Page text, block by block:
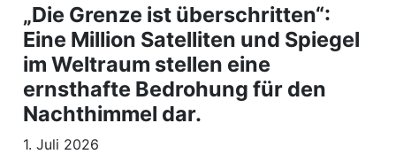
„Die Grenze ist überschritten“:
Eine Million Satelliten und Spiegel
im Weltraum stellen eine
ernsthafte Bedrohung für den
Nachthimmel dar.
1. Juli 2026